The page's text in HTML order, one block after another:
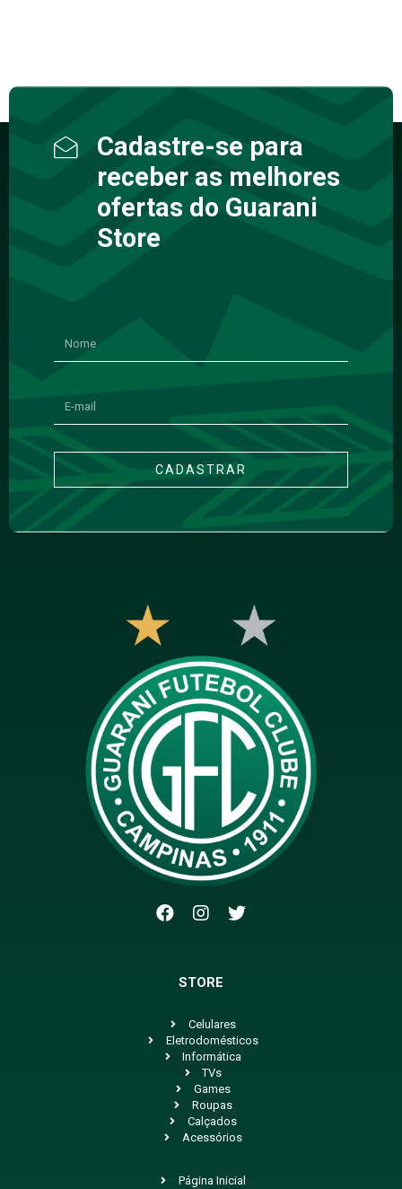
Cadastre-se para
receber as melhores
ofertas do Guarani
Store
CADASTRAR
STORE
Celulares
Eletrodomésticos
Informática
TVs
Games
Roupas
Calçados
Acessórios
Página Inicial